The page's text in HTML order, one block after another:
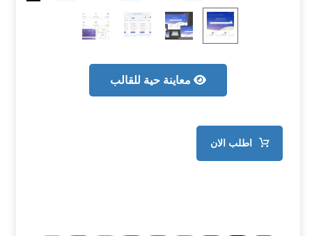
معاينة حية للقالب
اطلب الان